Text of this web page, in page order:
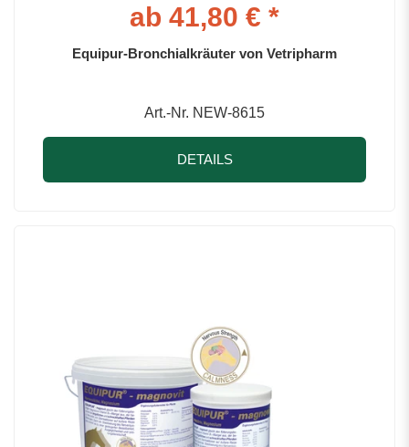
ab 41,80 € *
Equipur-Bronchialkräuter von Vetripharm
Art.-Nr. NEW-8615
DETAILS